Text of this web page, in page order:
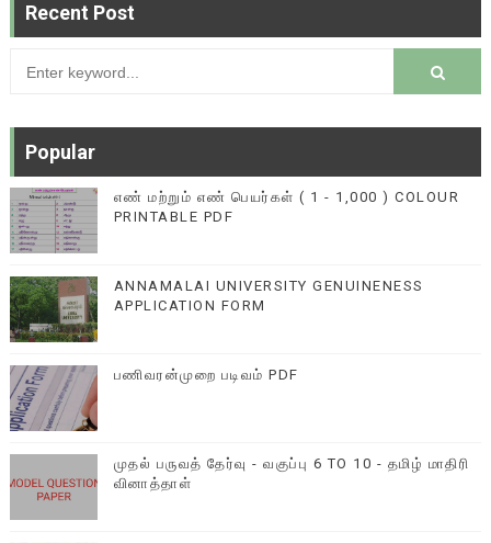
Recent Post
Popular
எண் மற்றும் எண் பெயர்கள் ( 1 - 1,000 ) COLOUR
PRINTABLE PDF
ANNAMALAI UNIVERSITY GENUINENESS
APPLICATION FORM
பணிவரன்முறை படிவம் PDF
முதல் பருவத் தேர்வு - வகுப்பு 6 TO 10 - தமிழ் மாதிரி
வினாத்தாள்